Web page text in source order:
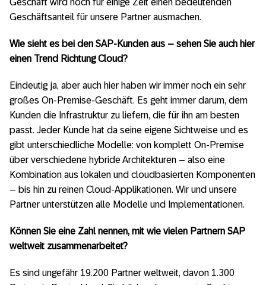
Geschäft wird noch für einige Zeit einen bedeutenden
Geschäftsanteil für unsere Partner ausmachen.
Wie sieht es bei den SAP-Kunden aus – sehen Sie auch hier
einen Trend Richtung Cloud?
Eindeutig ja, aber auch hier haben wir immer noch ein sehr
großes On-Premise-Geschäft. Es geht immer darum, dem
Kunden die Infrastruktur zu liefern, die für ihn am besten
passt. Jeder Kunde hat da seine eigene Sichtweise und es
gibt unterschiedliche Modelle: von komplett On-Premise
über verschiedene hybride Architekturen – also eine
Kombination aus lokalen und cloudbasierten Komponenten
– bis hin zu reinen Cloud-Applikationen. Wir und unsere
Partner unterstützen alle Modelle und Implementationen.
Können Sie eine Zahl nennen, mit wie vielen Partnern SAP
weltweit zusammenarbeitet?
Es sind ungefähr 19.200 Partner weltweit, davon 1.300